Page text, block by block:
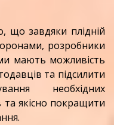
що завдяки плідній
розробники
мають можливість
та підсилити
необхідних
та якісно покращити